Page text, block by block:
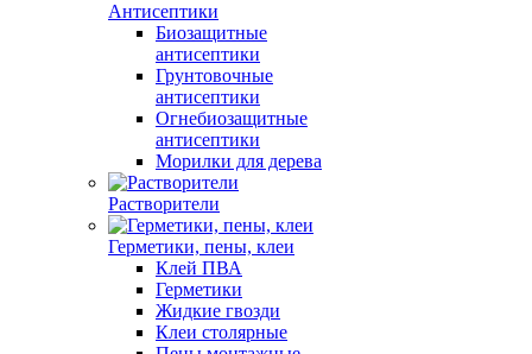
Антисептики
Биозащитные
антисептики
Грунтовочные
антисептики
Огнебиозащитные
антисептики
Морилки для дерева
Растворители
Герметики, пены, клеи
Клей ПВА
Герметики
Жидкие гвозди
Клеи столярные